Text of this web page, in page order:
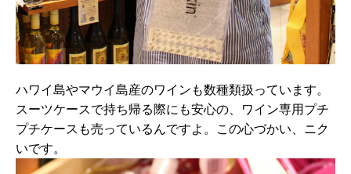
ハワイ島やマウイ島産のワインも数種類扱っています。
スーツケースで持ち帰る際にも安心の、ワイン専用プチ
プチケースも売っているんですよ。この心づかい、ニク
いです。